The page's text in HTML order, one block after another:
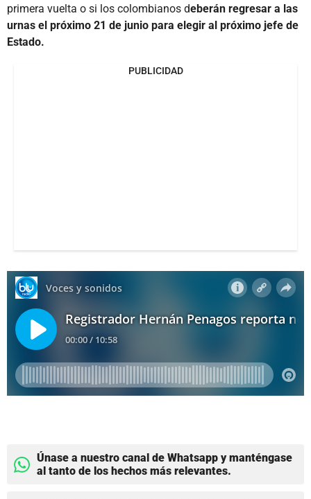
primera vuelta o si los colombianos deberán regresar a las
urnas el próximo 21 de junio para elegir al próximo jefe de
Estado.
PUBLICIDAD
Únase a nuestro canal de Whatsapp y manténgase
al tanto de los hechos más relevantes.